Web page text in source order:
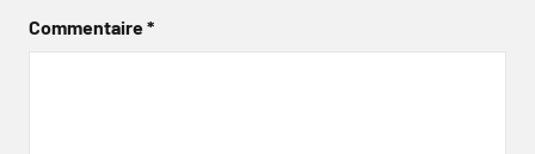
Commentaire*